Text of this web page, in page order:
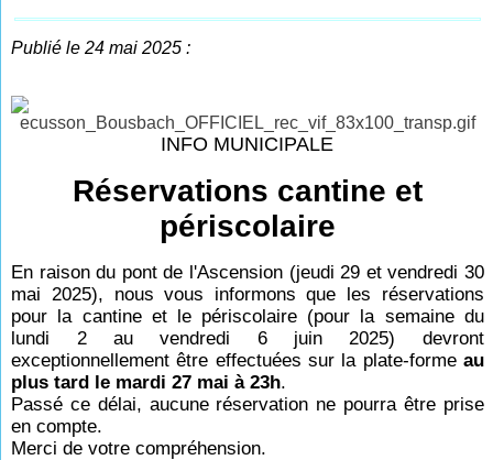
Publié le 24 mai 2025 :
INFO MUNICIPALE
Réservations cantine et
périscolaire
En raison du pont de l'Ascension (jeudi 29 et vendredi 30
mai 2025), nous vous informons que les réservations
pour la cantine et le périscolaire (pour la semaine du
lundi 2 au vendredi 6 juin 2025) devront
exceptionnellement être effectuées sur la plate-formeau
plus tard le mardi 27 mai à 23h.
Passé ce délai, aucune réservation ne pourra être prise
en compte.
Merci de votre compréhension.